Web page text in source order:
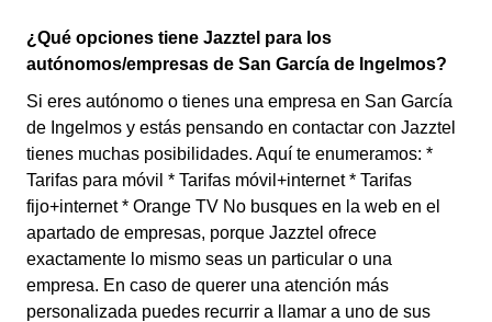
¿Qué opciones tiene Jazztel para los
autónomos/empresas de San García de Ingelmos?
Si eres autónomo o tienes una empresa en San García
de Ingelmos y estás pensando en contactar con Jazztel
tienes muchas posibilidades. Aquí te enumeramos: *
Tarifas para móvil * Tarifas móvil+internet * Tarifas
fijo+internet * Orange TV No busques en la web en el
apartado de empresas, porque Jazztel ofrece
exactamente lo mismo seas un particular o una
empresa. En caso de querer una atención más
personalizada puedes recurrir a llamar a uno de sus